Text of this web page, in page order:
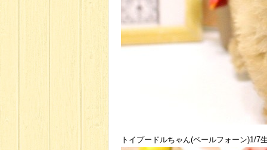
トイプードルちゃん(ペールフォーン)1/7